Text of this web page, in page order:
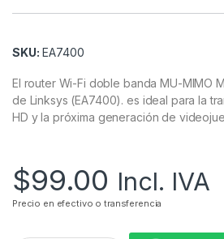
SKU: EA7400
El router Wi-Fi doble banda MU-MIMO
de Linksys (EA7400). es ideal para la
HD y la próxima generación de
$99.00 Incl. IVA
Precio en efectivo o transferencia